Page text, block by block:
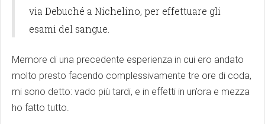
via Debuché a Nichelino, per effettuare gli
esami del sangue.
Memore di una precedente esperienza in cui ero andato
molto presto facendo complessivamente tre ore di coda,
mi sono detto: vado più tardi, e in effetti in un’ora e mezza
ho fatto tutto.